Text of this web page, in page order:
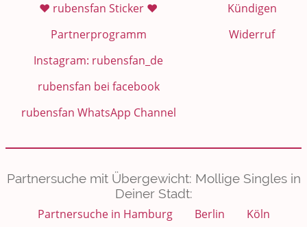
❤️ rubensfan Sticker ❤️
Partnerprogramm
Instagram: rubensfan_de
rubensfan bei facebook
rubensfan WhatsApp Channel
Kündigen
Widerruf
Partnersuche mit Übergewicht: Mollige Singles in
Deiner Stadt:
Partnersuche in Hamburg
Berlin Köln